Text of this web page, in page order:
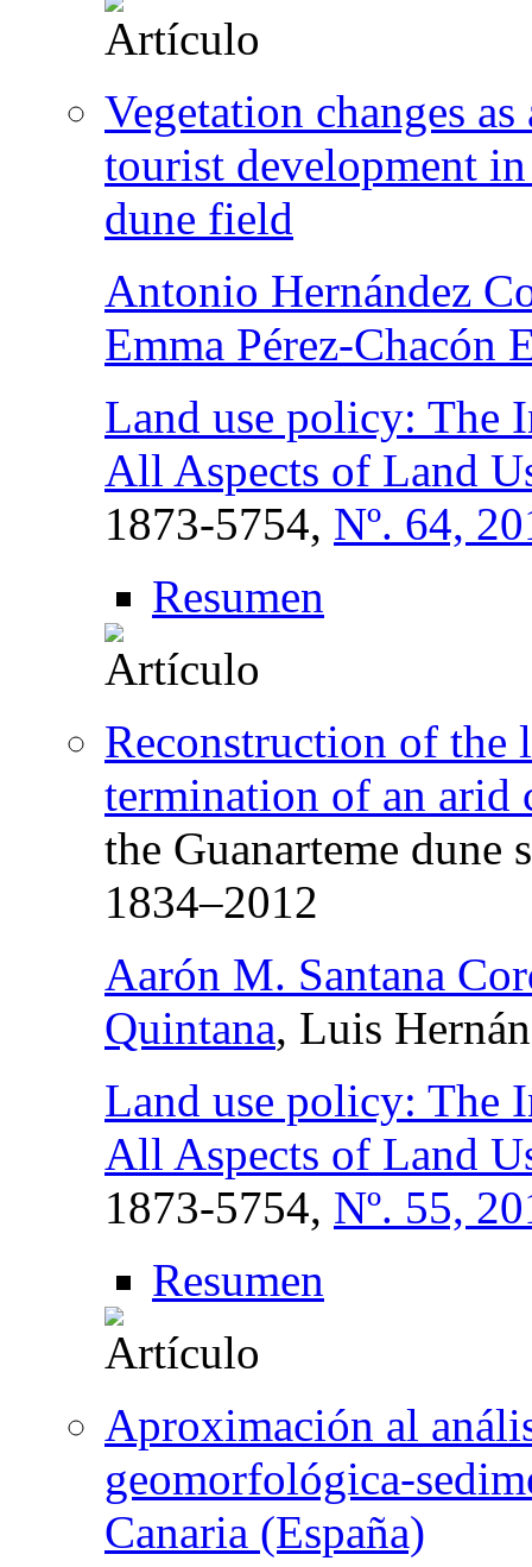
Vegetation changes
tourist development
dune field
Antonio Hernández
Emma Pérez-Chacón
Land use policy: The
All Aspects of Land
1873-5754, Nº. 64,
Resumen
Reconstruction of the
termination of an arid
the Guanarteme dune
1834–2012
Aarón M. Santana
Quintana, Luis
Land use policy: The
All Aspects of Land
1873-5754, Nº. 55,
Resumen
Aproximación al
geomorfológica-
Canaria (España)